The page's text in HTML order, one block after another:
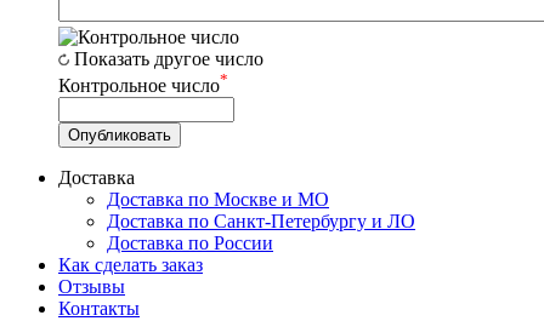
Показать другое число
Контрольное число*
Доставка
Доставка по Москве и МО
Доставка по Санкт-Петербургу и ЛО
Доставка по России
Как сделать заказ
Отзывы
Контакты